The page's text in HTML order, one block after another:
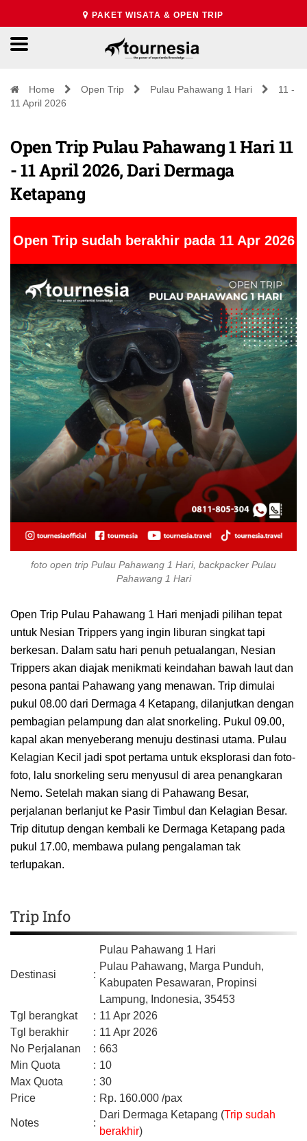
PAKET WISATA & OPEN TRIP
Home Open Trip Pulau Pahawang 1 Hari
11 -
11 April 2026
Open Trip Pulau Pahawang 1 Hari 11
- 11 April 2026, Dari Dermaga
Ketapang
Open Trip sudah berakhir pada 11 Apr 2026
foto open trip Pulau Pahawang 1 Hari, backpacker Pulau
Pahawang 1 Hari
Open Trip Pulau Pahawang 1 Hari menjadi pilihan tepat
untuk Nesian Trippers yang ingin liburan singkat tapi
berkesan. Dalam satu hari penuh petualangan, Nesian
Trippers akan diajak menikmati keindahan bawah laut dan
pesona pantai Pahawang yang menawan. Trip dimulai
pukul 08.00 dari Dermaga 4 Ketapang, dilanjutkan dengan
pembagian pelampung dan alat snorkeling. Pukul 09.00,
kapal akan menyeberang menuju destinasi utama. Pulau
Kelagian Kecil jadi spot pertama untuk eksplorasi dan foto-
foto, lalu snorkeling seru menyusul di area penangkaran
Nemo. Setelah makan siang di Pahawang Besar,
perjalanan berlanjut ke Pasir Timbul dan Kelagian Besar.
Trip ditutup dengan kembali ke Dermaga Ketapang pada
pukul 17.00, membawa pulang pengalaman tak
terlupakan.
Trip Info
Destinasi :
Pulau Pahawang 1 Hari
Pulau Pahawang, Marga Punduh,
Kabupaten Pesawaran, Propinsi
Lampung, Indonesia, 35453
Tgl berangkat
: 11 Apr 2026
Tgl berakhir
: 11 Apr 2026
No Perjalanan
: 663
Min Quota
: 10
Max Quota
: 30
Price
: Rp. 160.000 /pax
Notes :
Dari Dermaga Ketapang (Trip sudah
berakhir)